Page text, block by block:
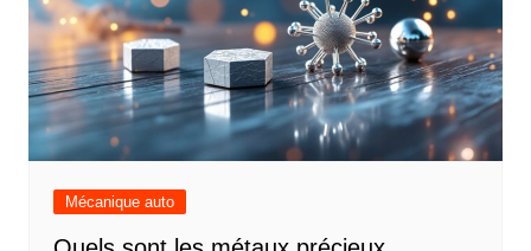
Mécanique auto